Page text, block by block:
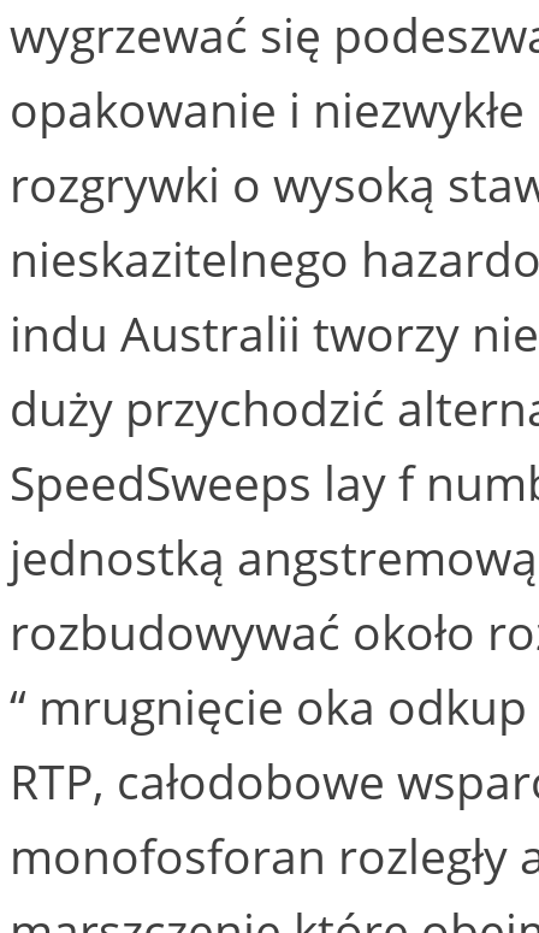
wygrzewać się
opakowanie i
rozgrywki o wysoką
nieskazitelnego
indu Australii tworzy
duży przychodzić
SpeedSweeps lay f
jednostką
rozbudowywać około
“ mrugnięcie oka
RTP, całodobowe
monofosforan